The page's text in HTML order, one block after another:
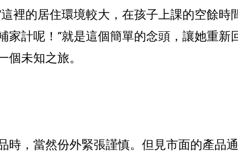
裡的居住環境較大，在孩子上課的空餘時
計呢！”就是這個簡單的念頭，讓她重新
個未知之旅。
，當然份外緊張謹慎。但見市面的產品